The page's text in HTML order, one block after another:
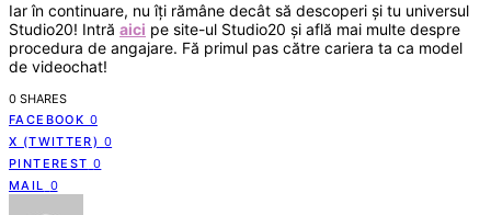
Iar în continuare, nu îți rămâne decât să descoperi și tu universul
Studio20! Intră aici pe site-ul Studio20 și află mai multe despre
procedura de angajare. Fă primul pas către cariera ta ca model
de videochat!
0 SHARES
FACEBOOK 0
X (TWITTER) 0
PINTEREST 0
MAIL 0